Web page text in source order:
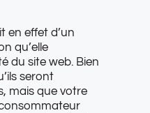
en effet d’un
qu’elle
du site web. Bien
seront
mais que votre